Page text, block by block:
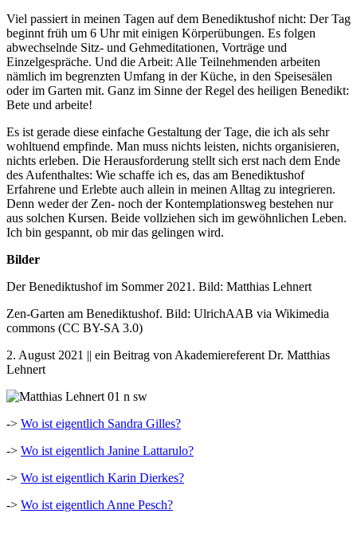
Viel passiert in meinen Tagen auf dem Benediktushof nicht: Der Tag
beginnt früh um 6 Uhr mit einigen Körperübungen. Es folgen
abwechselnde Sitz- und Gehmeditationen, Vorträge und
Einzelgespräche. Und die Arbeit: Alle Teilnehmenden arbeiten
nämlich im begrenzten Umfang in der Küche, in den Speisesälen
oder im Garten mit. Ganz im Sinne der Regel des heiligen Benedikt:
Bete und arbeite!
Es ist gerade diese einfache Gestaltung der Tage, die ich als sehr
wohltuend empfinde. Man muss nichts leisten, nichts organisieren,
nichts erleben. Die Herausforderung stellt sich erst nach dem Ende
des Aufenthaltes: Wie schaffe ich es, das am Benediktushof
Erfahrene und Erlebte auch allein in meinen Alltag zu integrieren.
Denn weder der Zen- noch der Kontemplationsweg bestehen nur
aus solchen Kursen. Beide vollziehen sich im gewöhnlichen Leben.
Ich bin gespannt, ob mir das gelingen wird.
Bilder
Der Benediktushof im Sommer 2021. Bild: Matthias Lehnert
Zen-Garten am Benediktushof. Bild: UlrichAAB via Wikimedia
commons (CC BY-SA 3.0)
2. August 2021 || ein Beitrag von Akademiereferent Dr. Matthias
Lehnert
-> Wo ist eigentlich Sandra Gilles?
-> Wo ist eigentlich Janine Lattarulo?
-> Wo ist eigentlich Karin Dierkes?
-> Wo ist eigentlich Anne Pesch?